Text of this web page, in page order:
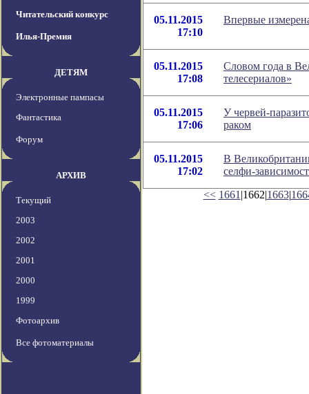
Читательский конкурс
Илья-Премия
ДЕТЯМ
Электронные пампасы
Фантастика
Форум
АРХИВ
Текущий
2003
2002
2001
2000
1999
Фотоархив
Все фотоматериалы
05.11.2015
17:10
Впервые
05.11.2015
17:08
Словом года в
телесериалов»
05.11.2015
17:06
У червей-
раком
05.11.2015
17:02
В
селфи-
<< 1661 |1662|1663|